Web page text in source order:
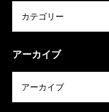
アーカイブ